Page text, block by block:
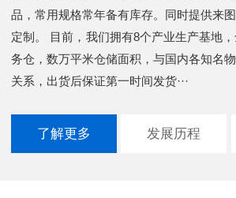
品，常用规格常年备有库存。同时提供来
定制。 目前，我们拥有8个产业生产基地
务仓，数万平米仓储面积，与国内各知名
关系，出货后保证第一时间发货···
了解更多 发展历程